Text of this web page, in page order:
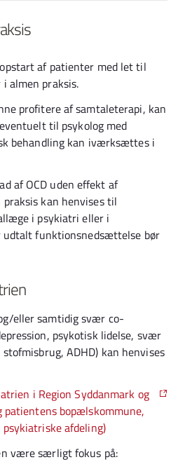
af patienter med let til
i almen praksis.
profitere af samtaleterapi, kan
til psykolog med
behandling kan iværksættes i
af OCD uden effekt af
kan henvises til
i psykiatri eller i
udtalt funktionsnedsættelse bør
eller samtidig svær co-
psykotisk lidelse, svær
ADHD) kan henvises
i Region Syddanmark og
bopælskommune,
afdeling)
være særligt fokus på: